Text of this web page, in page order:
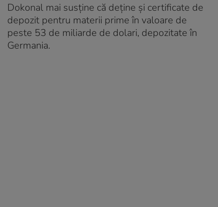
Dokonal mai susține că deține și certificate de
depozit pentru materii prime în valoare de
peste 53 de miliarde de dolari, depozitate în
Germania.